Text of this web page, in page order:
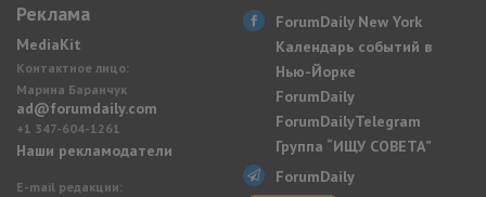
Реклама
MediaKit
Контактное лицо:
Марина Баранчук
ad@forumdaily.com
+1 347-604-1261
Наши рекламодатели
E-mail редакции:
ForumDaily New York
Календарь событий в
Нью-Йорке
ForumDaily
ForumDailyTelegram
Группа “ИЩУ СОВЕТА”
ForumDaily